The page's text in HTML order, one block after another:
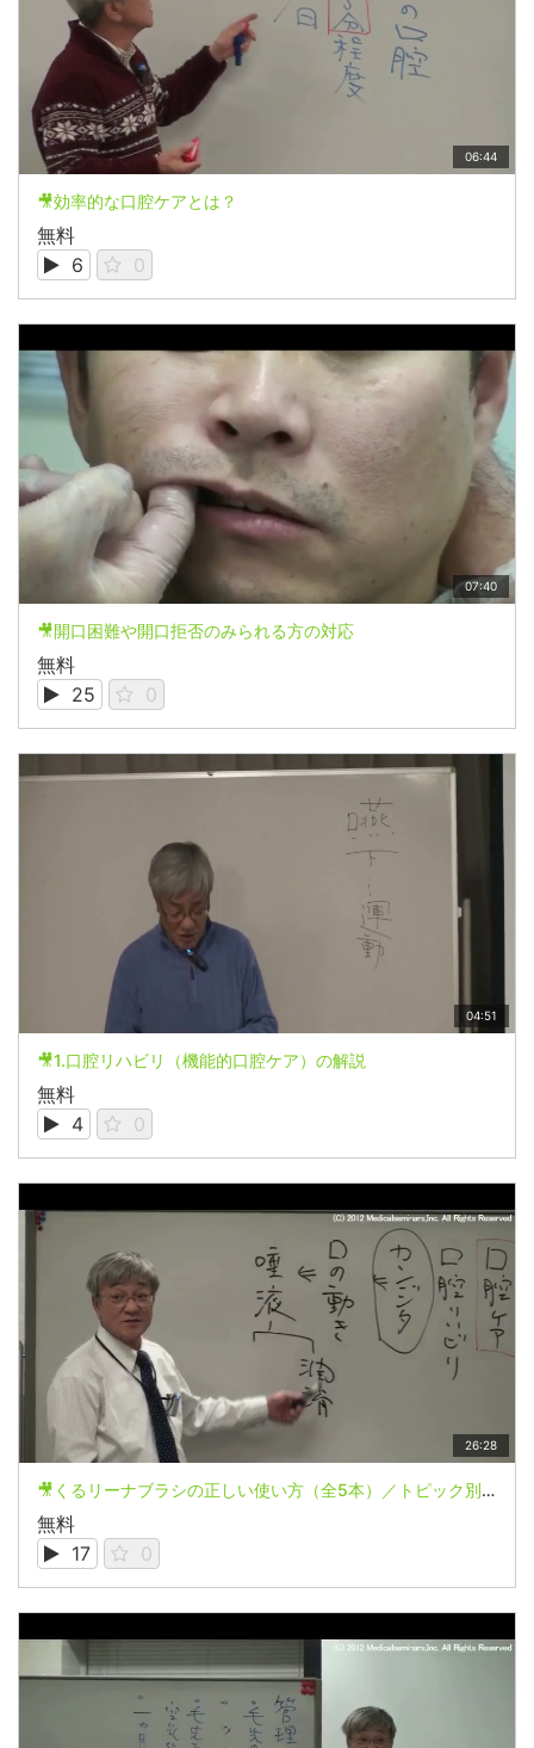
06:44
🎥効率的な口腔ケアとは？
無料
6
0
07:40
🎥開口困難や開口拒否のみられる方の対応
無料
25
0
04:51
🎥1.口腔リハビリ（機能的口腔ケア）の解説
無料
4
0
26:28
🎥くるリーナブラシの正しい使い方（全5本）／トピック別まとめ動画
無料
17
0